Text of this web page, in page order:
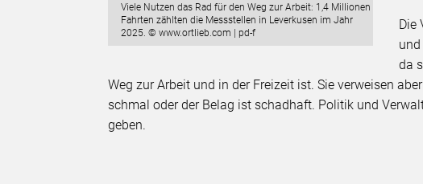
Viele Nutzen das Rad für den Weg zur Arbeit: 1,4 Millionen
Fahrten zählten die Messstellen in Leverkusen im Jahr
2025. © www.ortlieb.com | pd-f
Die
da
Weg zur Arbeit und in der Freizeit ist. Sie verweisen
schmal oder der Belag ist schadhaft. Politik und
geben.